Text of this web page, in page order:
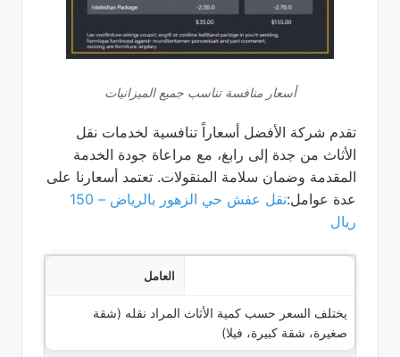
أسعار منافسة تناسب جميع الميزانيات
تقدم شركة الأفضل أسعاراً تنافسية لخدمات نقل
الأثاث من جدة إلى رابغ، مع مراعاة جودة الخدمة
المقدمة وضمان سلامة المنقولات. تعتمد أسعارنا على
عدة عوامل:
نقل عفش حي الزهور بالرياض – 150
ريال
التفاصيل
يختلف السعر حسب كمية الأثاث المراد نقله (شقة
صغيرة، شقة كبيرة، فيلا)